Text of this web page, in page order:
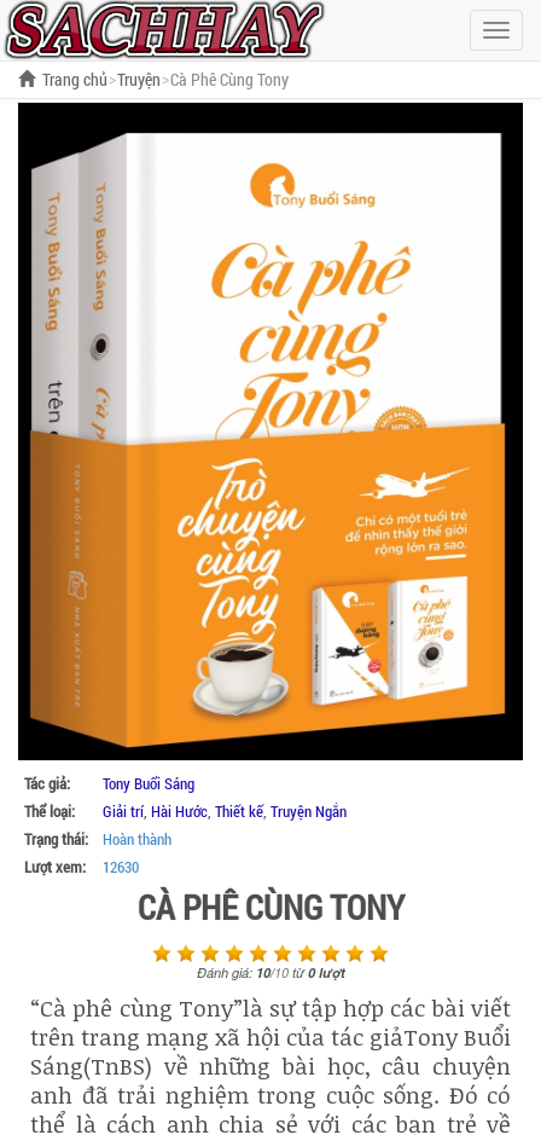
Hiện
menu
Trang chủ Truyện Cà Phê Cùng Tony
Tác giả:
Tony Buổi Sáng
Thể loại:
Giải trí, Hài Hước, Thiết kế, Truyện Ngắn
Trạng thái:
Hoàn thành
Lượt xem:
12630
CÀ PHÊ CÙNG TONY
Đánh giá: 10/10từ0lượt
“Cà phê cùng Tony”là sự tập hợp các bài viết
trên trang mạng xã hội của tác giảTony Buổi
Sáng(TnBS) về những bài học, câu chuyện
anh đã trải nghiệm trong cuộc sống. Đó có
thể là cách anh chia sẻ với các bạn trẻ về